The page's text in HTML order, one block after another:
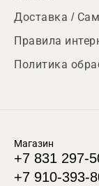
Доставка /
Правила
Политика
Магазин
+7 831 297-
+7 910-393-